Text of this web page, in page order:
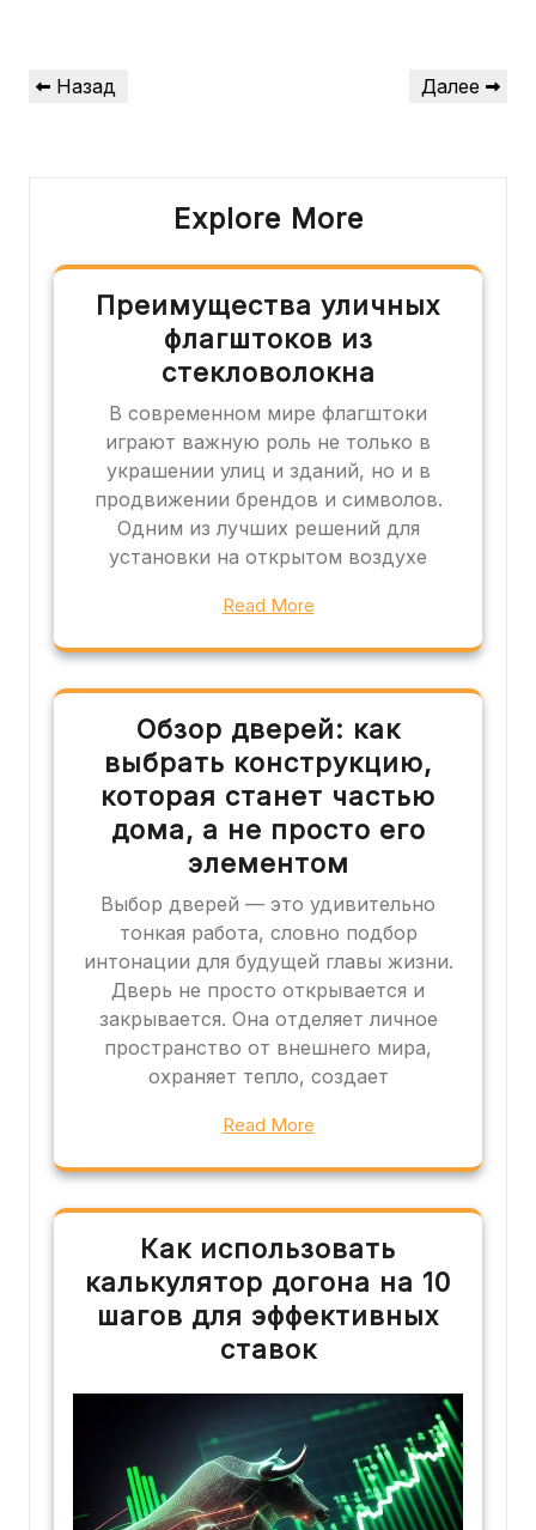
Навигация
по
Предыдущая
Назад
Следующая
Далее
Explore More
Преимущества уличных
флагштоков из
стекловолокна
В современном мире флагштоки
играют важную роль не только в
украшении улиц и зданий, но и в
продвижении брендов и символов.
Одним из лучших решений для
установки на открытом воздухе
Read More
Обзор дверей: как
выбрать конструкцию,
которая станет частью
дома, а не просто его
элементом
Выбор дверей — это удивительно
тонкая работа, словно подбор
интонации для будущей главы жизни.
Дверь не просто открывается и
закрывается. Она отделяет личное
пространство от внешнего мира,
охраняет тепло, создает
Read More
Как использовать
калькулятор догона на 10
шагов для эффективных
ставок